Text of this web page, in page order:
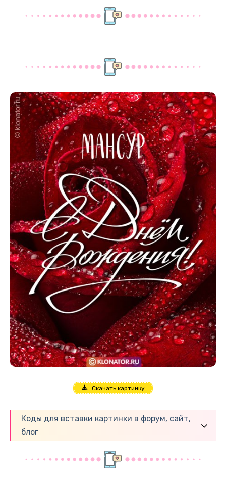
Скачать картинку
Коды для вставки картинки в форум, сайт,
блог